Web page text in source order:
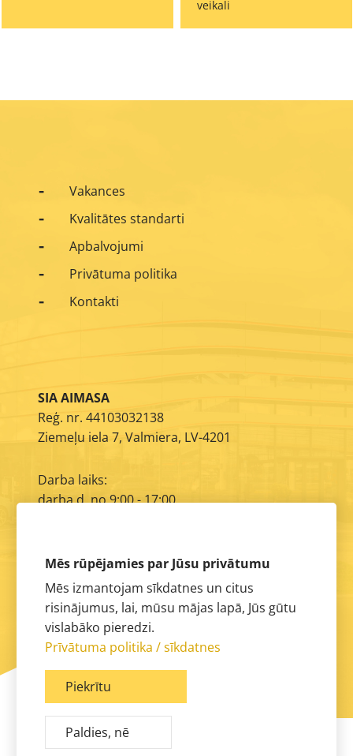
veikali
Vakances
Kvalitātes standarti
Apbalvojumi
Privātuma politika
Kontakti
SIA AIMASA
Reģ. nr. 44103032138
Ziemeļu iela 7, Valmiera, LV-4201
Darba laiks:
darba d. no 9:00 - 17:00
Mēs rūpējamies par Jūsu privātumu
Mēs izmantojam sīkdatnes un citus
risinājumus, lai, mūsu mājas lapā, Jūs gūtu
vislabāko pieredzi.
Prīvātuma politika / sīkdatnes
Piekrītu
Paldies, nē